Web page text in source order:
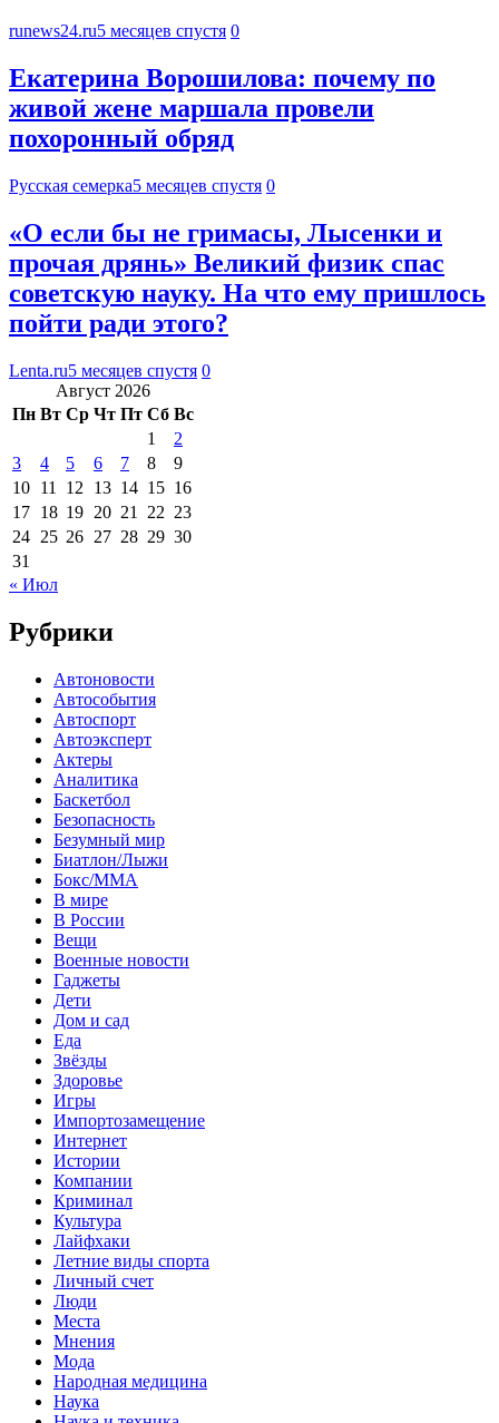
runews24.ru5 месяцев спустя 0
Екатерина Ворошилова: почему по
живой жене маршала провели
похоронный обряд
Русская семерка5 месяцев спустя 0
«О если бы не гримасы, Лысенки и
прочая дрянь» Великий физик спас
советскую науку. На что ему пришлось
пойти ради этого?
Lenta.ru5 месяцев спустя 0
Август 2026
Пн Вт Ср Чт Пт Сб Вс
1
2
3
4 5 6 7 8
9
10 11 12 13 14 15 16
17 18 19 20 21 22 23
24 25 26 27 28 29 30
31
« Июл
Рубрики
Автоновости
Автособытия
Автоспорт
Автоэксперт
Актеры
Аналитика
Баскетбол
Безопасность
Безумный мир
Биатлон/Лыжи
Бокс/MMA
В мире
В России
Вещи
Военные новости
Гаджеты
Дети
Дом и сад
Еда
Звёзды
Здоровье
Игры
Импортозамещение
Интернет
Истории
Компании
Криминал
Культура
Лайфхаки
Летние виды спорта
Личный счет
Люди
Места
Мнения
Мода
Народная медицина
Наука